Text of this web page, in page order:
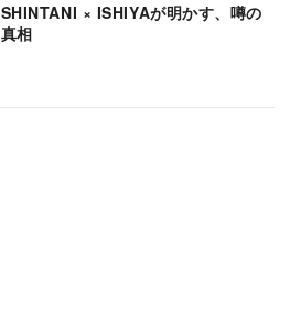
SHINTANI × ISHIYAが明かす、噂の
真相